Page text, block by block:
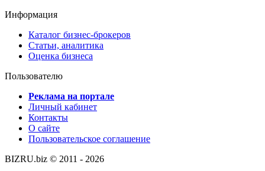
Информация
Каталог бизнес-брокеров
Статьи, аналитика
Оценка бизнеса
Пользователю
Реклама на портале
Личный кабинет
Контакты
О сайте
Пользовательское соглашение
BIZRU.biz © 2011 - 2026